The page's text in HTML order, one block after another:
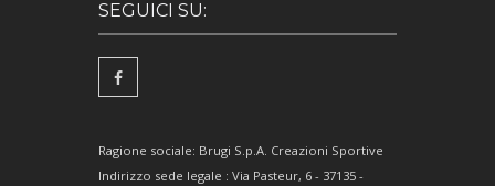
SEGUICI SU:
Ragione sociale: Brugi S.p.A. Creazioni Sportive
Indirizzo sede legale : Via Pasteur, 6 - 37135 -